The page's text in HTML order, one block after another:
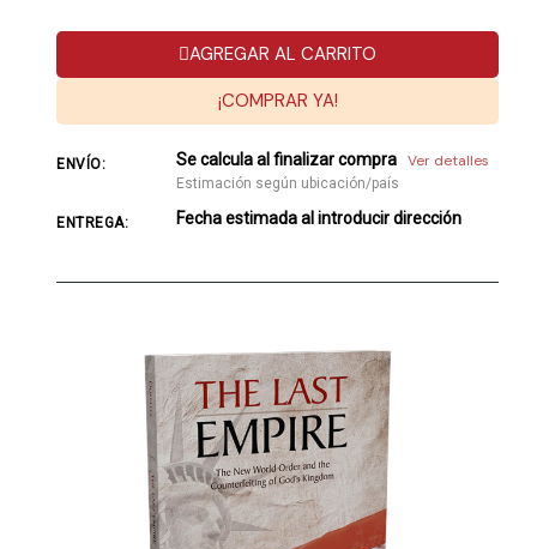
AGREGAR AL CARRITO
¡COMPRAR YA!
ENVÍO: Se calcula al finalizar compra Ver detalles
Estimación según ubicación/país
ENTREGA: Fecha estimada al introducir dirección